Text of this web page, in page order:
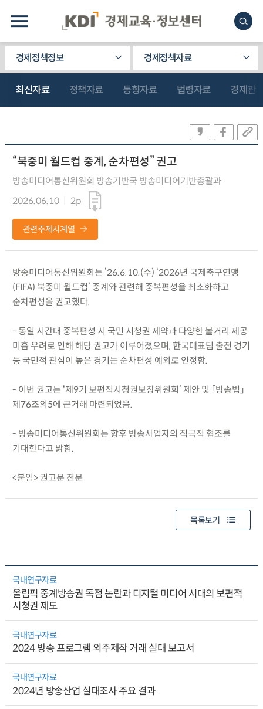
경제정책정보 경제정책자료
최신자료 정책자료 동향자료 법령자료 경제관
“북중미 월드컵 중계, 순차편성” 권고
방송미디어통신위원회 방송기반국 방송미디어기반총괄과
2026.06.10
2p
관련주제시계열
방송미디어통신위원회는 ’26.6.10.(수) ‘2026년 국제축구연맹
(FIFA) 북중미 월드컵’ 중계와 관련해 중복편성을 최소화하고
순차편성을 권고했다.
- 동일 시간대 중복편성 시 국민 시청권 제약과 다양한 볼거리 제공
미흡 우려로 인해 해당 권고가 이루어졌으며, 한국대표팀 출전 경기
등 국민적 관심이 높은 경기는 순차편성 예외로 인정함.
- 이번 권고는 ‘제9기 보편적시청권보장위원회’ 제안 및 「방송법」
제76조의5에 근거해 마련되었음.
- 방송미디어통신위원회는 향후 방송사업자의 적극적 협조를
기대한다고 밝힘.
<붙임> 권고문 전문
목록보기
국내연구자료
올림픽 중계방송권 독점 논란과 디지털 미디어 시대의 보편적
시청권 제도
국내연구자료
2024 방송 프로그램 외주제작 거래 실태 보고서
국내연구자료
2024년 방송산업 실태조사 주요 결과